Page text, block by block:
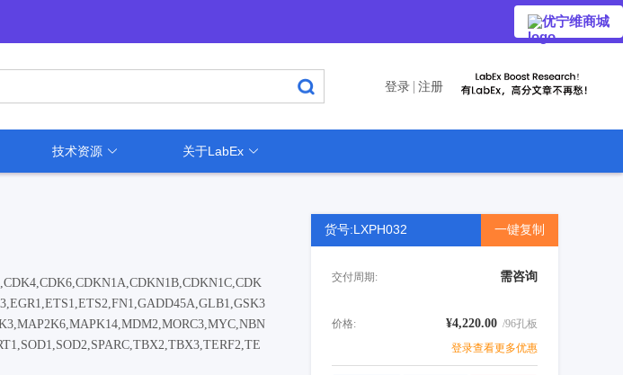
优宁维商城
登录 注册
技术资源 关于LabEx
货号:LXPH032 一键复制
交付周期: 需咨询
价格: ¥4,220.00 /96孔板
登录查看更多优惠